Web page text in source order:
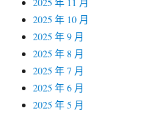
2025 年 10 月
2025 年 9 月
2025 年 8 月
2025 年 7 月
2025 年 6 月
2025 年 5 月